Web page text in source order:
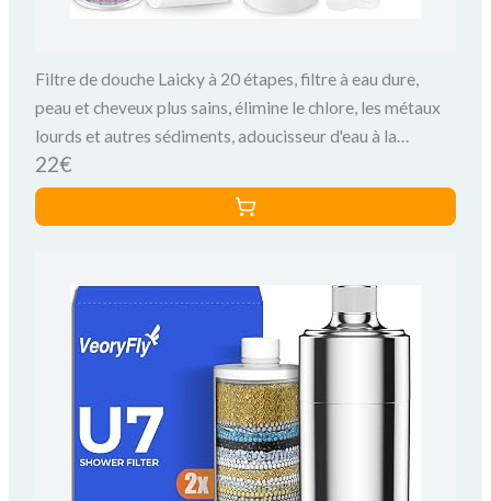
Filtre de douche Laicky à 20 étapes, filtre à eau dure,
peau et cheveux plus sains, élimine le chlore, les métaux
lourds et autres sédiments, adoucisseur d'eau à la
vitamine C
22€